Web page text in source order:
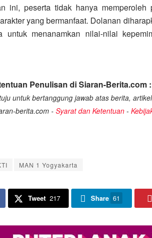
ini, peserta tidak hanya
yang bermanfaat. Dolanan
untuk menanamkan nilai-nilai
Penulisan di Siaran-Berita.com :
untuk bertanggung jawab atas berita,
berita.com - Syarat dan Ketentuan -
MAN 1 Yogyakarta
Tweet 217 Share 61